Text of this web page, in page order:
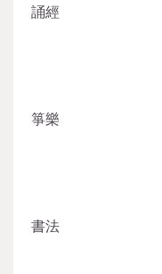
誦經
箏樂
書法